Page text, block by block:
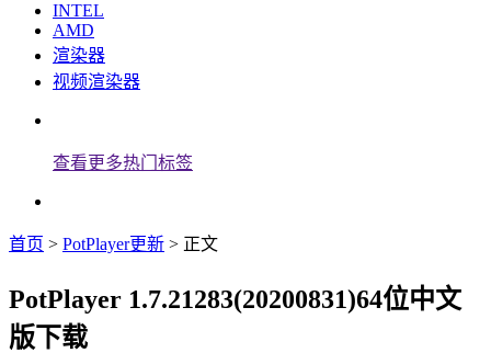
INTEL
AMD
渲染器
视频渲染器
查看更多热门标签
首页 > PotPlayer更新 > 正文
PotPlayer 1.7.21283(20200831)64位中文
版下载